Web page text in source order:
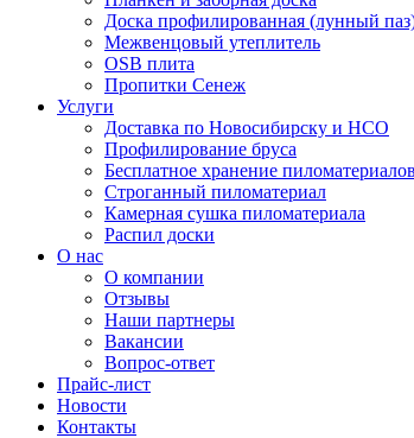
Доска профилированная (лунный
Межвенцовый утеплитель
OSB плита
Пропитки Сенеж
Услуги
Доставка по Новосибирску и НСО
Профилирование бруса
Бесплатное хранение пиломатериалов
Строганный пиломатериал
Камерная сушка пиломатериала
Распил доски
О нас
О компании
Отзывы
Наши партнеры
Вакансии
Вопрос-ответ
Прайс-лист
Новости
Контакты